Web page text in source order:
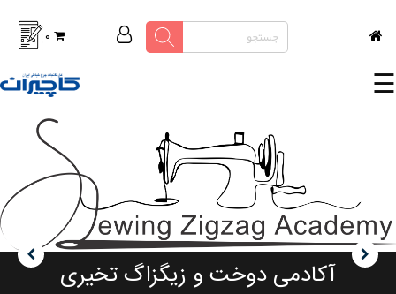
0
☰
چرخ
خیاطی
خانگی
صفحه
جدید
پرسش
های آکادمی دوخت و زیگزاگ تخیری